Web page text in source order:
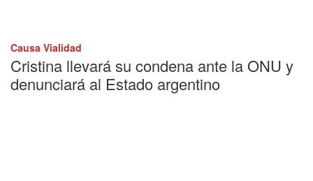
Causa Vialidad
Cristina llevará su condena ante la ONU y
denunciará al Estado argentino